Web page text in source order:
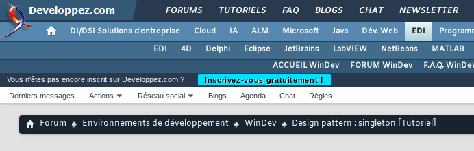
FORUMS TUTORIELS FAQ BLOGS CHAT NEWSLETTER
DI/DSI Solutions d'entreprise Cloud IA ALM Microsoft Java Dév. Web EDI
EDI
4D Delphi Eclipse JetBrains LabVIEW NetBeans MATLAB
ACCUEIL WinDev
FORUM WinDev F.A.Q.
Vous n'êtes pas encore inscrit sur Developpez.com ?
Inscrivez-vous gratuitement !
Derniers messages
Actions Réseau social Blogs Agenda Chat Règles
Forum Environnements de développement WinDev Design pattern : singleton [Tutoriel]